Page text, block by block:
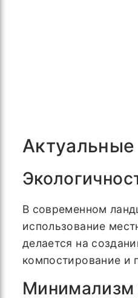
В современном
использование
делается на
компостирование и
Минимализм